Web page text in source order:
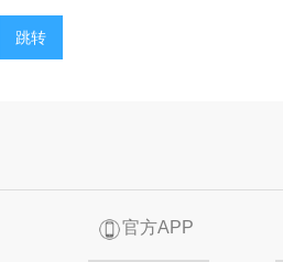
跳转
官方APP